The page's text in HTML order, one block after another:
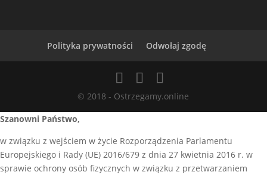
Polityka prywatności Odwołaj zgodę
© 2018 - Ostrzegamy.online
Szanowni Państwo,
w związku z wejściem w życie Rozporządzenia Parlamentu
Europejskiego i Rady (UE) 2016/679 z dnia 27 kwietnia 2016 r. w
sprawie ochrony osób fizycznych w związku z przetwarzaniem